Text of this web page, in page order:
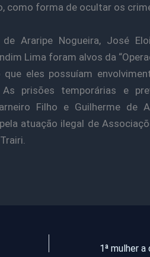
como forma de ocultar os
Araripe Nogueira, José
Lima foram alvos da
eles possuíam
prisões temporárias e
Filho e Guilherme de
atuação ilegal de